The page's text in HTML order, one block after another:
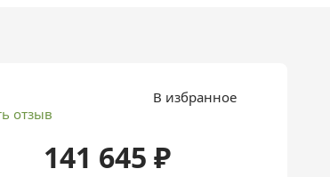
отзыв
В избранное
141 645 ₽